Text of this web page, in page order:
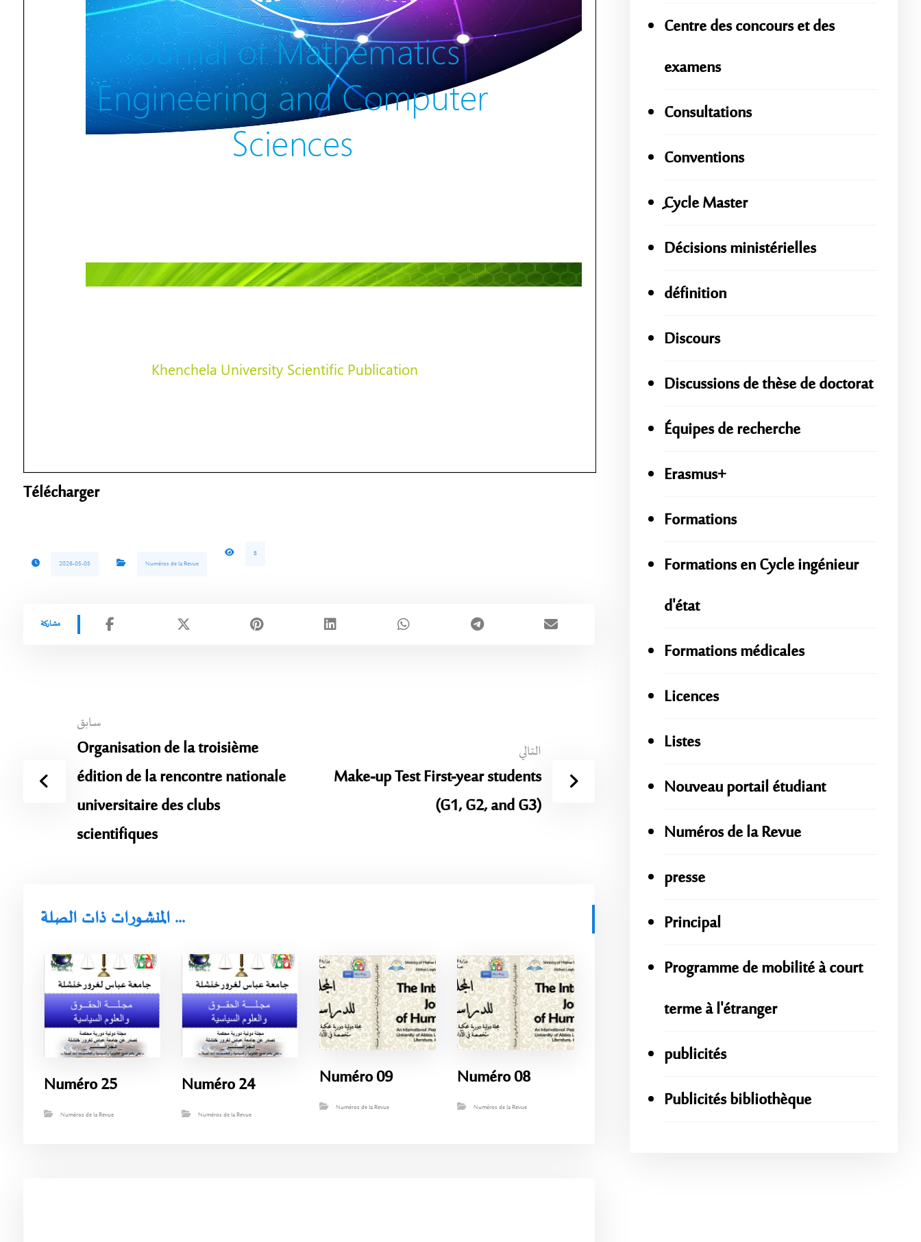
Télécharger
2026-05-05 Numéros de la Revue
8
سابق
Organisation de la troisième
édition de la rencontre nationale
universitaire des clubs
scientifiques
التالي
Make-up Test First-year students
(G1, G2, and G3)
المنشورات ذات الصلة ...
Numéro 25
Numéros de la Revue
Numéro 24
Numéros de la Revue
Numéro 09
Numéros de la Revue
Numéro 08
Numéros de la Revue
Centre des concours et des
examens
Consultations
Conventions
ِِِCycle Master
Décisions ministérielles
définition
Discours
Discussions de thèse de doctorat
Équipes de recherche
Erasmus+
Formations
Formations en Cycle ingénieur
d'état
Formations médicales
Licences
Listes
Nouveau portail étudiant
Numéros de la Revue
presse
Principal
Programme de mobilité à court
terme à l'étranger
publicités
Publicités bibliothèque